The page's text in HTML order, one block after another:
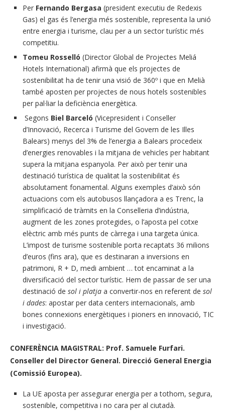
Per Fernando Bergasa (president executiu de Redexis
Gas) el gas és l’energia més sostenible, representa la unió
entre energia i turisme, clau per a un sector turístic més
competitiu.
Tomeu Rosselló (Director Global de Projectes Meliá
Hotels International) afirmà que els projectes de
sostenibilitat ha de tenir una visió de 360º i que en Melià
també aposten per projectes de nous hotels sostenibles
per pal·liar la deficiència energètica.
Segons Biel Barceló (Vicepresident i Conseller
d’Innovació, Recerca i Turisme del Govern de les Illes
Balears) menys del 3% de l’energia a Balears procedeix
d’energies renovables i la mitjana de vehicles per habitant
supera la mitjana espanyola. Per això per tenir una
destinació turística de qualitat la sostenibilitat és
absolutament fonamental. Alguns exemples d’això són
actuacions com els autobusos llançadora a es Trenc, la
simplificació de tràmits en la Conselleria d’indústria,
augment de les zones protegides, o l’aposta pel cotxe
elèctric amb més punts de càrrega i una targeta única.
L’impost de turisme sostenible porta recaptats 36 milions
d’euros (fins ara), que es destinaran a inversions en
patrimoni, R + D, medi ambient … tot encaminat a la
diversificació del sector turístic. Hem de passar de ser una
destinació de sol i platja a convertir-nos en referent de sol
i dades: apostar per data centers internacionals, amb
bones connexions energètiques i pioners en innovació, TIC
i investigació.
CONFERÈNCIA MAGISTRAL: Prof. Samuele Furfari.
Conseller del Director General. Direcció General Energia
(Comissió Europea).
La UE aposta per assegurar energia per a tothom, segura,
sostenible, competitiva i no cara per al ciutadà.